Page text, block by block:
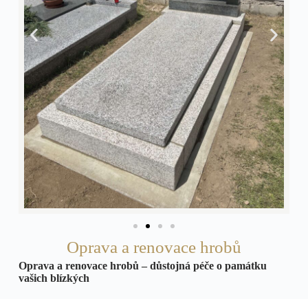
Oprava a renovace hrobů
Oprava a renovace hrobů – důstojná péče o památku
vašich blízkých